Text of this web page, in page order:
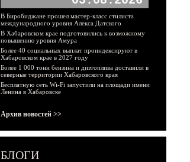
В Биробиджане прошел мастер-класс стилиста
международного уровня Алекса Датского
В Хабаровском крае подготовились к возможному
повышению уровня Амура
Более 40 социальных выплат проиндексируют в
Хабаровском крае в 2027 году
Более 1 000 тонн бензина и дизтоплива доставили в
северные территории Хабаровского края
Бесплатную сеть Wi-Fi запустили на площади имени
Ленина в Хабаровске
Архив новостей >>
БЛОГИ